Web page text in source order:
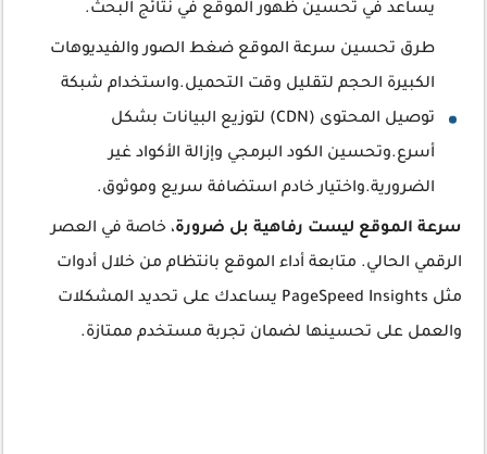
يساعد في تحسين ظهور الموقع في نتائج البحث.
طرق تحسين سرعة الموقع ضغط الصور والفيديوهات
الكبيرة الحجم لتقليل وقت التحميل.واستخدام شبكة
توصيل المحتوى (CDN) لتوزيع البيانات بشكل
أسرع.وتحسين الكود البرمجي وإزالة الأكواد غير
الضرورية.واختيار خادم استضافة سريع وموثوق.
سرعة الموقع ليست رفاهية بل ضرورة، خاصة في العصر
الرقمي الحالي. متابعة أداء الموقع بانتظام من خلال أدوات
مثل PageSpeed Insights يساعدك على تحديد المشكلات
والعمل على تحسينها لضمان تجربة مستخدم ممتازة.